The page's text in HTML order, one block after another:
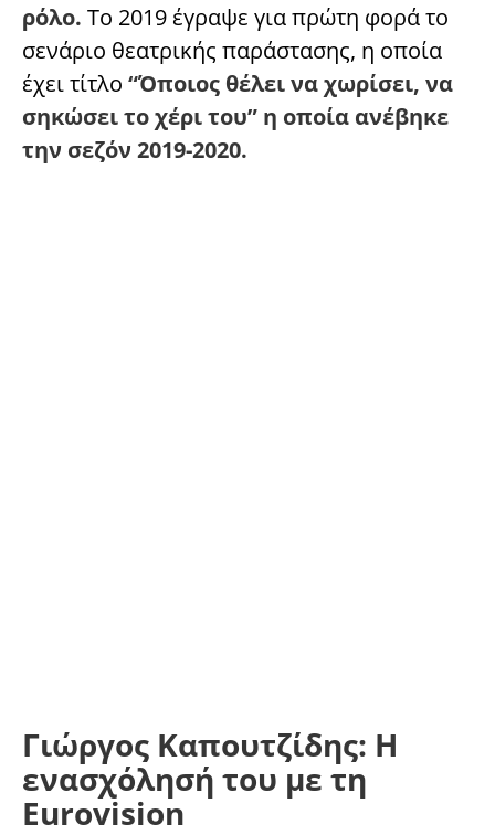
ρόλο. Το 2019 έγραψε για πρώτη φορά το
σενάριο θεατρικής παράστασης, η οποία
έχει τίτλο “Όποιος θέλει να χωρίσει, να
σηκώσει το χέρι του” η οποία ανέβηκε
την σεζόν 2019-2020.
Γιώργος Καπουτζίδης: Η
ενασχόλησή του με τη
Eurovision